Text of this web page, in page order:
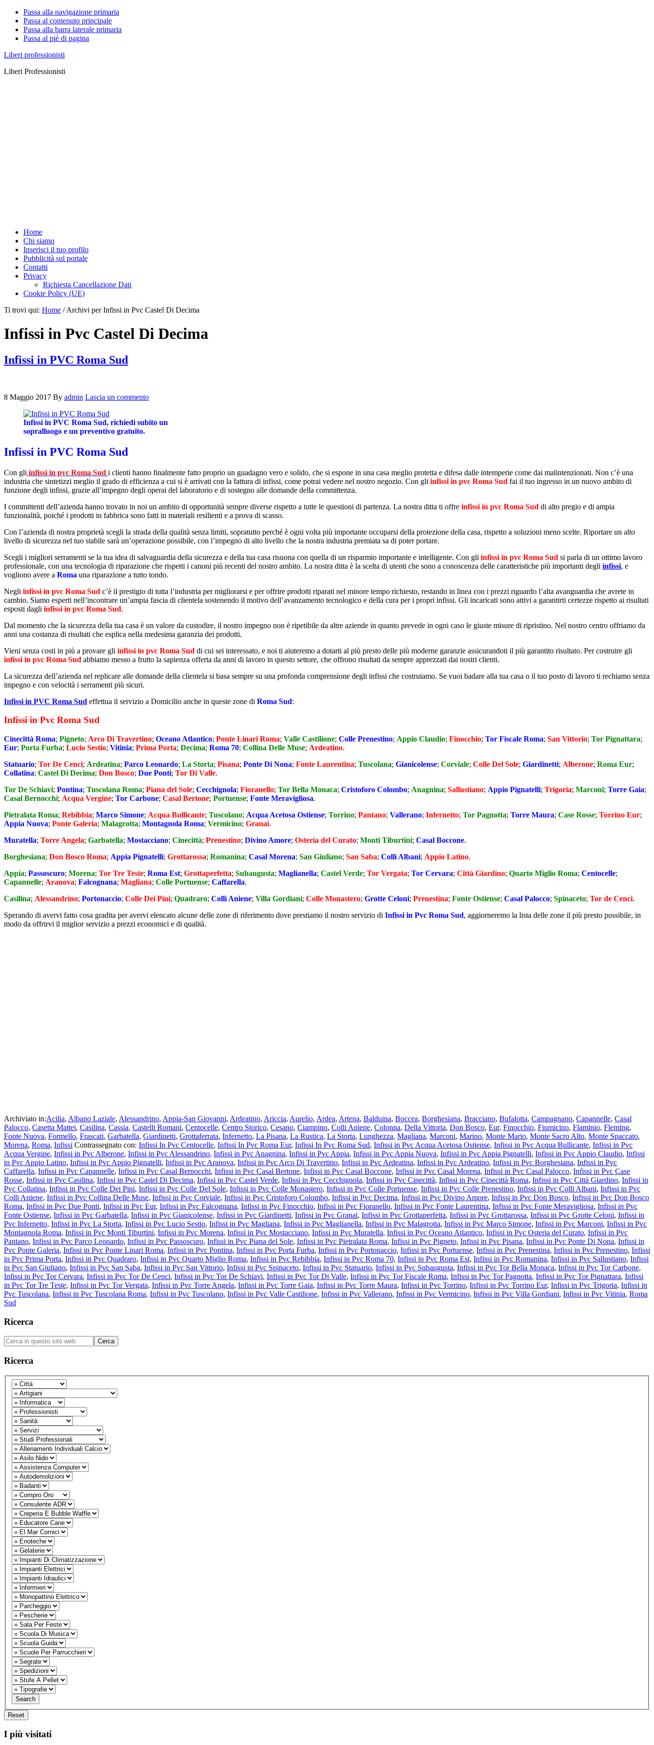
Passa alla navigazione primaria
Passa al contenuto principale
Passa alla barra laterale primaria
Passa al piè di pagina
Liberi professionisti
Liberi Professionisti
Home
Chi siamo
Inserisci il tuo profilo
Pubblicità sul portale
Contatti
Privacy
Richiesta Cancellazione Dati
Cookie Policy (UE)
Ti trovi qui: Home /Archivi per Infissi in Pvc Castel Di Decima
Infissi in Pvc Castel Di Decima
Infissi in PVC Roma Sud
8 Maggio 2017 By admin Lascia un commento
Infissi in PVC Roma Sud, richiedi subito un
sopralluogo e un preventivo gratuito.
Infissi in PVC Roma Sud
Con gli infissi in pvc Roma Sud i clienti hanno finalmente fatto proprio un guadagno vero e solido, che si espone in una casa meglio protetta e difesa dalle intemperie come dai malintenzionati. Non c’è una
industria che sintetizzi meglio il grado di efficienza a cui si è arrivati con la fattura di infissi, come potrai vedere nel nostro negozio. Con gli infissi in pvc Roma Sud fai il tuo ingresso in un nuovo ambito di
funzione degli infissi, grazie all’impegno degli operai del laboratorio e di sostegno alle domande della committenza.
I committenti dell’azienda hanno trovato in noi un ambito di opportunità sempre diverse rispetto a tutte le questioni di partenza. La nostra ditta ti offre infissi in pvc Roma Sud di alto pregio e di ampia
funzionalità, poiché i prodotti in fabbrica sono fatti in materiali resilienti e a prova di scasso.
Con l’azienda di nostra proprietà scegli la strada della qualità senza limiti, sopratutto perché è ogni volta più importante occuparsi della protezione della casa, rispetto a soluzioni meno scelte. Riportare un alto
livello di sicurezza nel tuo stabile sarà un’operazione possibile, con l’impegno di alto livello che la nostra industria premiata sa di poter portare.
Scegli i migliori serramenti se la tua idea di salvaguardia della sicurezza e della tua casa risuona con quella di un risparmio importante e intelligente. Con gli infissi in pvc Roma Sud si parla di un ottimo lavoro
professionale, con una tecnologia di riparazione che rispetti i canoni più recenti del nostro ambito. La nostra ditta è la scelta di utenti che sono a conoscenza delle caratteristiche più importanti degli infissi, e
vogliono avere a Roma una riparazione a tutto tondo.
Negli infissi in pvc Roma Sud c’è il prestigio di tutta l’industria per migliorarsi e per offrire prodotti riparati nel minore tempo richiesto, restando in linea con i prezzi riguardo l’alta avanguardia che avrete in
cambio. Siamo esperti nell’incontrare un’ampia fascia di clientela sostenendo il motivo dell’avanzamento tecnologico e della cura per i propri infissi. Gli incaricati sono attivi a garantirti certezze rispetto ai risultati
esposti dagli infissi in pvc Roma Sud.
Dal momento che la sicurezza della tua casa è un valore da custodire, il nostro impegno non è ripetibile da altre aziende in quanto prevede in ogni caso le giuste misure di ripristino. Nel nostro centro offriamo da
anni una costanza di risultati che esplica nella medesima garanzia dei prodotti.
Vieni senza costi in più a provare gli infissi in pvc Roma Sud di cui sei interessato, e noi ti aiuteremo a dotarti al più presto delle più moderne garanzie assicurandoti il più garantito risultato. Per costruire gli
infissi in pvc Roma Sud abbiamo messo a frutto la sapienza offerta da anni di lavoro in questo settore, che offrono risultati da sempre apprezzati dai nostri clienti.
La sicurezza dell’azienda nel replicare alle domande della clientela si basa sempre su una profonda comprensione degli infissi che costruiamo. Se vuoi badare alla tua casa o il tuo posto di lavoro ti rechiamo senza
impegno e con velocità i serramenti più sicuri.
Infissi in PVC Roma Sud effettua il servizio a Domicilio anche in queste zone di Roma Sud:
Infissi in Pvc Roma Sud
Cinecittà Roma; Pigneto; Arco Di Travertino; Oceano Atlantico; Ponte Linari Roma; Valle Castilione; Colle Prenestino; Appio Claudio; Finocchio; Tor Fiscale Roma; San Vittorio; Tor Pignattara;
Eur; Porta Furba; Lucio Sestio; Vitinia; Prima Porta; Decima; Roma 70; Collina Delle Muse; Ardeatino.
Statuario; Tor De Cenci; Ardeatina; Parco Leonardo; La Storta; Pisana; Ponte Di Nona; Fonte Laurentina; Tuscolana; Gianicolense; Corviale; Colle Del Sole; Giardinetti; Alberone; Roma Eur;
Collatina; Castel Di Decima; Don Bosco; Due Ponti; Tor Di Valle.
Tor De Schiavi; Pontina; Tuscolana Roma; Piana del Sole; Cecchignola; Fioranello; Tor Bella Monaca; Cristoforo Colombo; Anagnina; Sallustiano; Appio Pignatelli; Trigoria; Marconi; Torre Gaia;
Casal Bernocchi; Acqua Vergine; Tor Carbone; Casal Bertone; Portuense; Fonte Meravigliosa.
Pietralata Roma; Rebibbia; Marco Simone; Acqua Bullicante; Tuscolano; Acqua Acetosa Ostiense; Torrino; Pantano; Vallerano; Infernetto; Tor Pagnotta; Torre Maura; Case Rosse; Torrino Eur;
Appia Nuova; Ponte Galeria; Malagrotta; Montagnola Roma; Vermicino; Granai.
Muratella; Torre Angela; Garbatella; Mostacciano; Cinecittà; Prenestino; Divino Amore; Osteria del Curato; Monti Tiburtini; Casal Boccone.
Borghesiana; Don Bosco Roma; Appia Pignatelli; Grottarossa; Romanina; Casal Morena; San Giuliano; San Saba; Colli Albani; Appio Latino.
Appia; Passoscuro; Morena; Tor Tre Teste; Roma Est; Grottaperfetta; Subaugusta; Maglianella; Castel Verde; Tor Vergata; Tor Cervara; Città Giardino; Quarto Miglio Roma; Centocelle;
Capannelle; Aranova; Falcognana; Magliana; Colle Portuense; Caffarella.
Casilina; Alessandrino; Portonaccio; Colle Dei Pini; Quadraro; Colli Aniene; Villa Gordiani; Colle Monastero; Grotte Celoni; Prenestina; Fonte Ostiense; Casal Palocco; Spinaceto; Tor de Cenci.
Sperando di avervi fatto cosa gradita per avervi elencato alcune delle zone di riferimento dove prestiamo il nostro servizio di Infissi in Pvc Roma Sud, aggiorneremo la lista delle zone il più presto possibile, in
modo da offrirvi il miglior servizio a prezzi economici e di qualità.
Archiviato in:Acilia, Albano Laziale, Alessandrino, Appia-San Giovanni, Ardeatino, Ariccia, Aurelio, Ardea, Artena, Balduina, Boccea, Borghesiana, Bracciano, Bufalotta, Campagnano, Capannelle, Casal
Palocco, Casetta Mattei, Casilina, Cassia, Castelli Romani, Centocelle, Centro Storico, Cesano, Ciampino, Colli Aniene, Colonna, Della Vittoria, Don Bosco, Eur, Finocchio, Fiumicino, Flaminio, Fleming,
Fonte Nuova, Formello, Frascati, Garbatella, Giardinetti, Grottaferrata, Infernetto, La Pisana, La Rustica, La Storta, Lunghezza, Magliana, Marconi, Marino, Monte Mario, Monte Sacro Alto, Monte Spaccato,
Morena, Roma, Infissi Contrassegnato con: Infissi In Pvc Centocelle, Infissi In Pvc Roma Eur, Infissi In Pvc Roma Sud, Infissi in Pvc Acqua Acetosa Ostiense, Infissi in Pvc Acqua Bullicante, Infissi in Pvc
Acqua Vergine, Infissi in Pvc Alberone, Infissi in Pvc Alessandrino, Infissi in Pvc Anagnina, Infissi in Pvc Appia, Infissi in Pvc Appia Nuova, Infissi in Pvc Appia Pignatelli, Infissi in Pvc Appio Claudio, Infissi
in Pvc Appio Latino, Infissi in Pvc Appio Pignatelli, Infissi in Pvc Aranova, Infissi in Pvc Arco Di Travertino, Infissi in Pvc Ardeatina, Infissi in Pvc Ardeatino, Infissi in Pvc Borghesiana, Infissi in Pvc
Caffarella, Infissi in Pvc Capannelle, Infissi in Pvc Casal Bernocchi, Infissi in Pvc Casal Bertone, Infissi in Pvc Casal Boccone, Infissi in Pvc Casal Morena, Infissi in Pvc Casal Palocco, Infissi in Pvc Case
Rosse, Infissi in Pvc Casilina, Infissi in Pvc Castel Di Decima, Infissi in Pvc Castel Verde, Infissi in Pvc Cecchignola, Infissi in Pvc Cinecittà, Infissi in Pvc Cinecittà Roma, Infissi in Pvc Città Giardino, Infissi in
Pvc Collatina, Infissi in Pvc Colle Dei Pini, Infissi in Pvc Colle Del Sole, Infissi in Pvc Colle Monastero, Infissi in Pvc Colle Portuense, Infissi in Pvc Colle Prenestino, Infissi in Pvc Colli Albani, Infissi in Pvc
Colli Aniene, Infissi in Pvc Collina Delle Muse, Infissi in Pvc Corviale, Infissi in Pvc Cristoforo Colombo, Infissi in Pvc Decima, Infissi in Pvc Divino Amore, Infissi in Pvc Don Bosco, Infissi in Pvc Don Bosco
Roma, Infissi in Pvc Due Ponti, Infissi in Pvc Eur, Infissi in Pvc Falcognana, Infissi in Pvc Finocchio, Infissi in Pvc Fioranello, Infissi in Pvc Fonte Laurentina, Infissi in Pvc Fonte Meravigliosa, Infissi in Pvc
Fonte Ostiense, Infissi in Pvc Garbatella, Infissi in Pvc Gianicolense, Infissi in Pvc Giardinetti, Infissi in Pvc Granai, Infissi in Pvc Grottaperfetta, Infissi in Pvc Grottarossa, Infissi in Pvc Grotte Celoni, Infissi in
Pvc Infernetto, Infissi in Pvc La Storta, Infissi in Pvc Lucio Sestio, Infissi in Pvc Magliana, Infissi in Pvc Maglianella, Infissi in Pvc Malagrotta, Infissi in Pvc Marco Simone, Infissi in Pvc Marconi, Infissi in Pvc
Montagnola Roma, Infissi in Pvc Monti Tiburtini, Infissi in Pvc Morena, Infissi in Pvc Mostacciano, Infissi in Pvc Muratella, Infissi in Pvc Oceano Atlantico, Infissi in Pvc Osteria del Curato, Infissi in Pvc
Pantano, Infissi in Pvc Parco Leonardo, Infissi in Pvc Passoscuro, Infissi in Pvc Piana del Sole, Infissi in Pvc Pietralata Roma, Infissi in Pvc Pigneto, Infissi in Pvc Pisana, Infissi in Pvc Ponte Di Nona, Infissi in
Pvc Ponte Galeria, Infissi in Pvc Ponte Linari Roma, Infissi in Pvc Pontina, Infissi in Pvc Porta Furba, Infissi in Pvc Portonaccio, Infissi in Pvc Portuense, Infissi in Pvc Prenestina, Infissi in Pvc Prenestino, Infissi
in Pvc Prima Porta, Infissi in Pvc Quadraro, Infissi in Pvc Quarto Miglio Roma, Infissi in Pvc Rebibbia, Infissi in Pvc Roma 70, Infissi in Pvc Roma Est, Infissi in Pvc Romanina, Infissi in Pvc Sallustiano, Infissi
in Pvc San Giuliano, Infissi in Pvc San Saba, Infissi in Pvc San Vittorio, Infissi in Pvc Spinaceto, Infissi in Pvc Statuario, Infissi in Pvc Subaugusta, Infissi in Pvc Tor Bella Monaca, Infissi in Pvc Tor Carbone,
Infissi in Pvc Tor Cervara, Infissi in Pvc Tor De Cenci, Infissi in Pvc Tor De Schiavi, Infissi in Pvc Tor Di Valle, Infissi in Pvc Tor Fiscale Roma, Infissi in Pvc Tor Pagnotta, Infissi in Pvc Tor Pignattara, Infissi
in Pvc Tor Tre Teste, Infissi in Pvc Tor Vergata, Infissi in Pvc Torre Angela, Infissi in Pvc Torre Gaia, Infissi in Pvc Torre Maura, Infissi in Pvc Torrino, Infissi in Pvc Torrino Eur, Infissi in Pvc Trigoria, Infissi in
Pvc Tuscolana, Infissi in Pvc Tuscolana Roma, Infissi in Pvc Tuscolano, Infissi in Pvc Valle Castilione, Infissi in Pvc Vallerano, Infissi in Pvc Vermicino, Infissi in Pvc Villa Gordiani, Infissi in Pvc Vitinia, Roma
Sud
Barra
laterale
primaria
Ricerca
Cerca
in
questo
sito
web
Ricerca
I più visitati